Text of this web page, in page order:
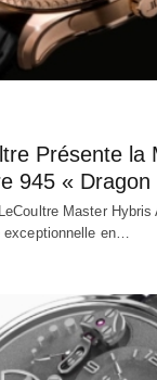
Présente la
945 « Dragon
Master
en…